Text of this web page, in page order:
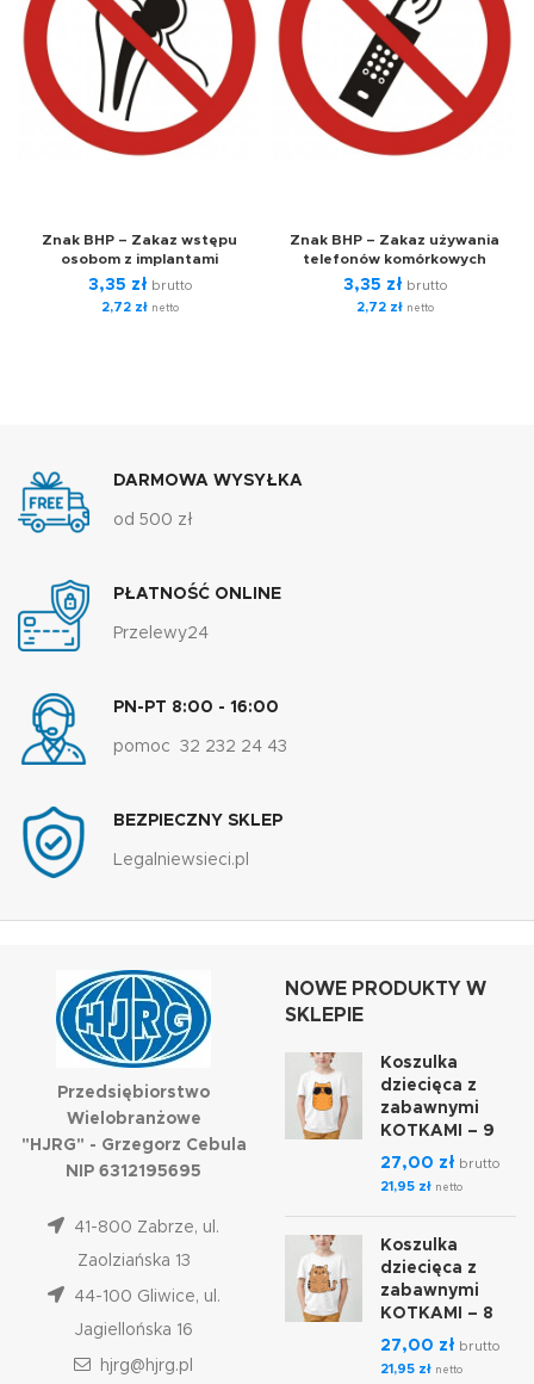
Znak BHP – Zakaz wstępu
osobom z implantami
3,35 zł brutto
2,72 złnetto
Znak BHP – Zakaz używania
telefonów komórkowych
3,35 zł brutto
2,72 złnetto
DARMOWA WYSYŁKA
od 500 zł
PŁATNOŚĆ ONLINE
Przelewy24
PN-PT 8:00 - 16:00
pomoc 32 232 24 43
BEZPIECZNY SKLEP
Legalniewsieci.pl
Przedsiębiorstwo
Wielobranżowe
"HJRG" - Grzegorz Cebula
NIP 6312195695
41-800 Zabrze, ul.
Zaolziańska 13
44-100 Gliwice, ul.
Jagiellońska 16
hjrg@hjrg.pl
NOWE PRODUKTY W
SKLEPIE
Koszulka
dziecięca z
zabawnymi
KOTKAMI – 9
27,00 zł brutto
21,95 zł netto
Koszulka
dziecięca z
zabawnymi
KOTKAMI – 8
27,00 zł brutto
21,95 zł netto